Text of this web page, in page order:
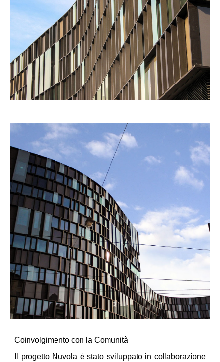
Coinvolgimento con la Comunità
Il progetto Nuvola è stato sviluppato in collaborazione